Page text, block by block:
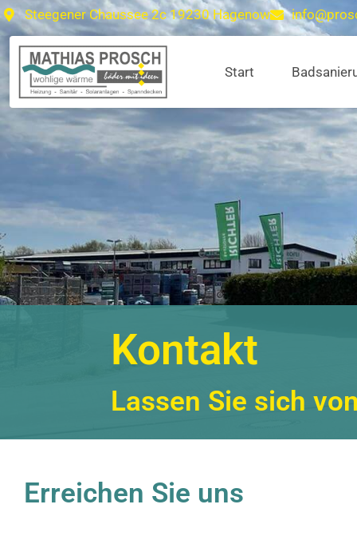
Steegener Chaussee 2c 19230 Hagenow
Start
Kontakt
Lassen Sie sich
Erreichen Sie uns